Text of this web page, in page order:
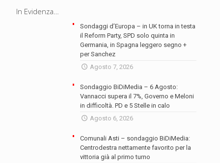
In Evidenza…
Sondaggi d’Europa – in UK torna in testa
il Reform Party, SPD solo quinta in
Germania, in Spagna leggero segno +
per Sanchez
Agosto 7, 2026
Sondaggio BiDiMedia – 6 Agosto:
Vannacci supera il 7%, Governo e Meloni
in difficoltà. PD e 5 Stelle in calo
Agosto 6, 2026
Comunali Asti – sondaggio BiDiMedia:
Centrodestra nettamente favorito per la
vittoria già al primo turno